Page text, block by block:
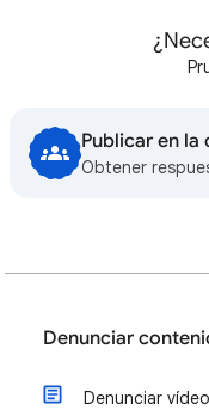
Publicar en la
Obtener
Denunciar
Denunciar